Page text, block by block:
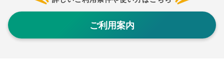
ご利用案内